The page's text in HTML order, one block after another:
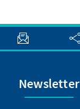
Newsletter